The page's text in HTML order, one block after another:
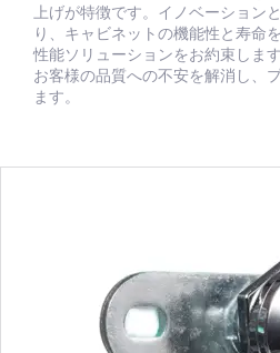
上げが特徴です。イノベーション
り、キャビネットの機能性と寿命
性能ソリューションをお約束しま
お客様の品質への不安を解消し、
ます。